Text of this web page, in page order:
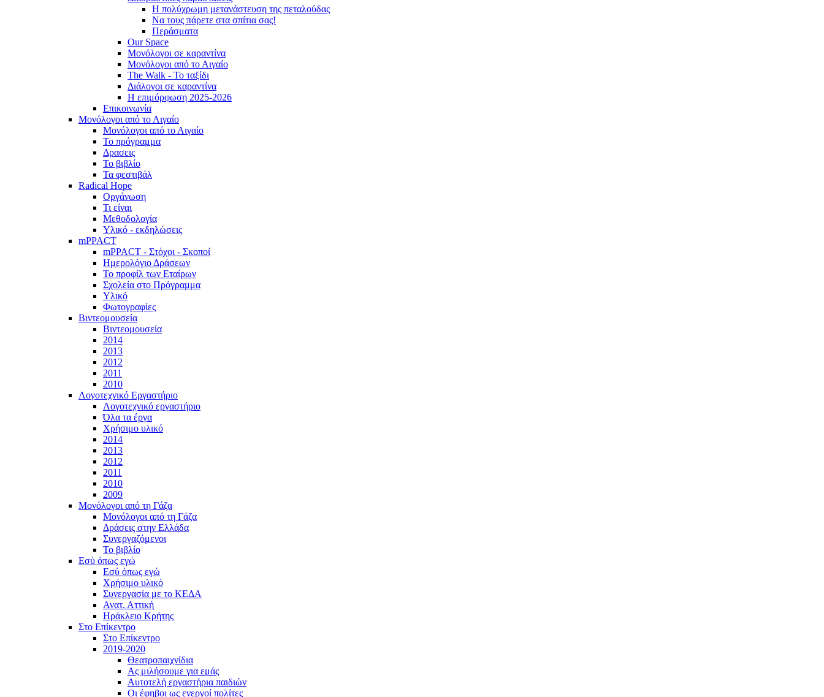
Η πολύχρωμη μετανάστευση της πεταλούδας
Να τους πάρετε στα σπίτια σας!
Περάσματα
Our Space
Μονόλογοι σε καραντίνα
Μονόλογοι από το Αιγαίο
The Walk - Το ταξίδι
Διάλογοι σε καραντίνα
Η επιμόρφωση 2025-2026
Επικοινωνία
Μονόλογοι από το Αιγαίο
Μονόλογοι από το Αιγαίο
Το πρόγραμμα
Δρασεις
Το βιβλίο
Τα φεστιβάλ
Radical Hope
Οργάνωση
Τι είναι
Μεθοδολογία
Υλικό - εκδηλώσεις
mPPACT
mPPACT - Στόχοι - Σκοποί
Ημερολόγιο Δράσεων
Το προφίλ των Εταίρων
Σχολεία στο Πρόγραμμα
Υλικό
Φωτογραφίες
Βιντεομουσεία
Βιντεομουσεία
2014
2013
2012
2011
2010
Λογοτεχνικό Εργαστήριο
Λογοτεχνικό εργαστήριο
Όλα τα έργα
Χρήσιμο υλικό
2014
2013
2012
2011
2010
2009
Μονόλογοι από τη Γάζα
Μονόλογοι από τη Γάζα
Δράσεις στην Ελλάδα
Συνεργαζόμενοι
To βιβλίο
Εσύ όπως εγώ
Εσύ όπως εγώ
Χρήσιμο υλικό
Συνεργασία με το ΚΕΔΑ
Ανατ. Αττική
Ηράκλειο Κρήτης
Στο Επίκεντρο
Στο Επίκεντρο
2019-2020
Θεατροπαιχνίδια
Ας μιλήσουμε για εμάς
Αυτοτελή εργαστήρια παιδιών
Οι έφηβοι ως ενεργοί πολίτες